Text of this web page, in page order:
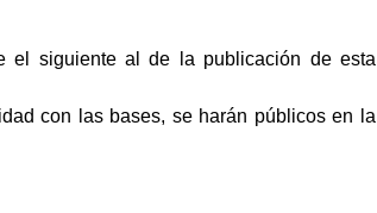
el siguiente al de la publicación de esta
con las bases, se harán públicos en la